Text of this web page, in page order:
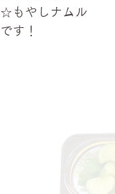
☆もやしナムル
です！